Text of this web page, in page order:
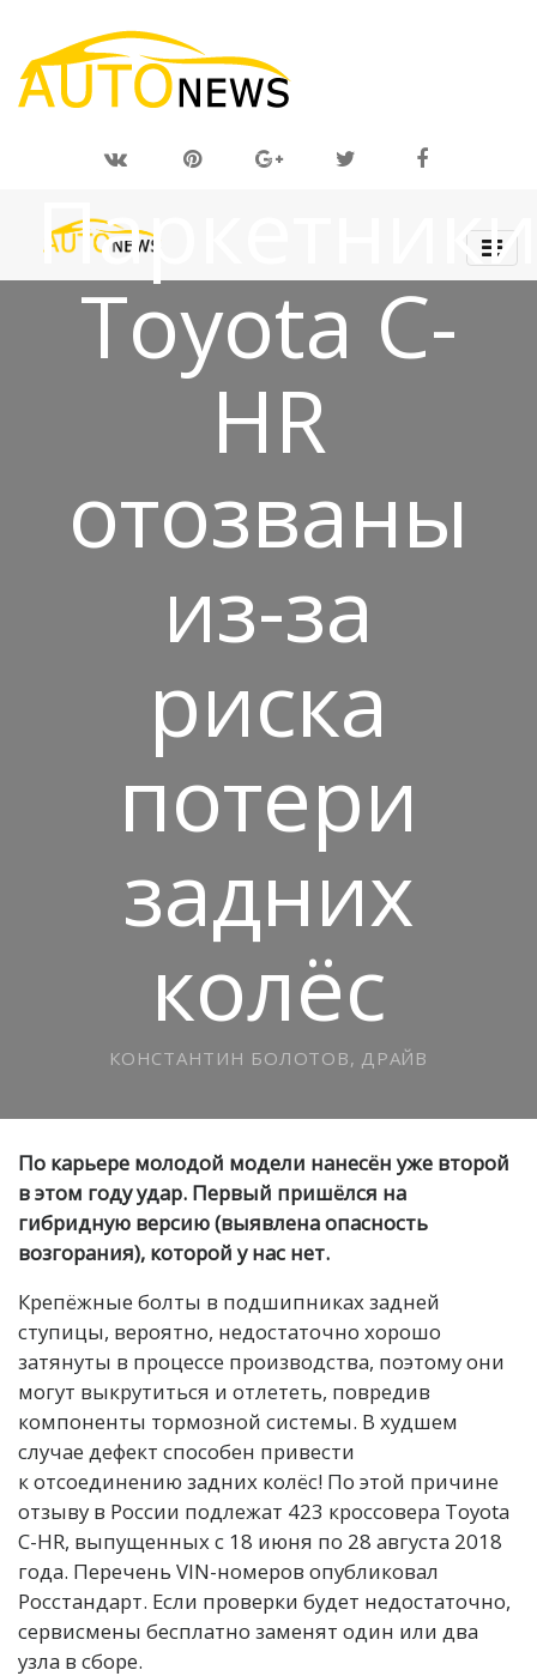
26 НОЯ 2018
Паркетники
Toyota C-
HR
отозваны
из-за
риска
потери
задних
колёс
КОНСТАНТИН БОЛОТОВ, ДРАЙВ
По карьере молодой модели нанесён уже второй
в этом году удар. Первый пришёлся на
гибридную версию (выявлена опасность
возгорания), которой у нас нет.
Крепёжные болты в подшипниках задней
ступицы, вероятно, недостаточно хорошо
затянуты в процессе производства, поэтому они
могут выкрутиться и отлететь, повредив
компоненты тормозной системы. В худшем
случае дефект способен привести
к отсоединению задних колёс! По этой причине
отзыву в России подлежат 423 кроссовера Toyota
C-HR, выпущенных с 18 июня по 28 августа 2018
года. Перечень VIN-номеров опубликовал
Росстандарт. Если проверки будет недостаточно,
сервисмены бесплатно заменят один или два
узла в сборе.